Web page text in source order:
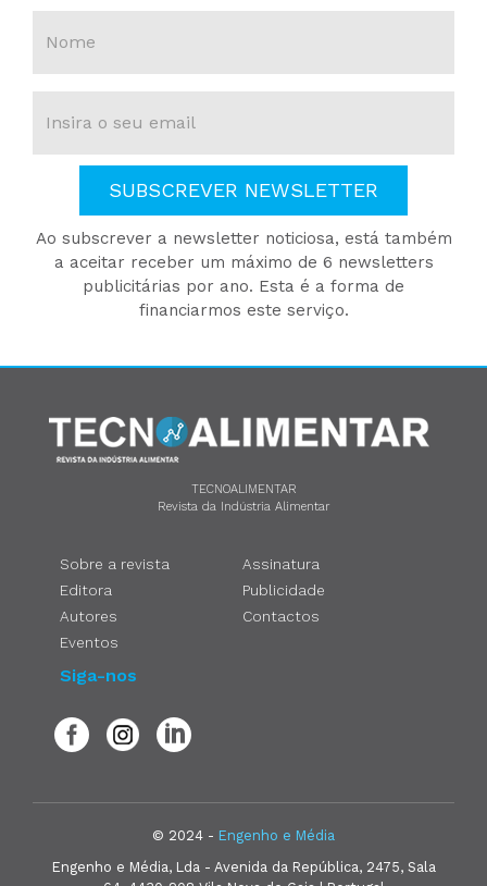
SUBSCREVER NEWSLETTER
Ao subscrever a newsletter noticiosa, está também
a aceitar receber um máximo de 6 newsletters
publicitárias por ano. Esta é a forma de
financiarmos este serviço.
TECNOALIMENTAR
Revista da Indústria Alimentar
Sobre a revista
Editora
Autores
Eventos
Assinatura
Publicidade
Contactos
Siga-nos
© 2024 - Engenho e Média
Engenho e Média, Lda - Avenida da República, 2475, Sala